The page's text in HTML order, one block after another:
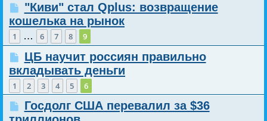
"Киви" стал Qplus: возвращение
кошелька на рынок
1 … 6 7 8 9
ЦБ научит россиян правильно
вкладывать деньги
1 2 3 4 5 6
Госдолг США перевалил за $36